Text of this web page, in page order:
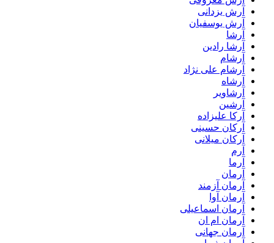
آرش یزدانی
آرش یوسفیان
آرشا
آرشا رادین
آرشام
آرشام علی نژاد
آرشاه
آرشاویر
آرشین
آرکا علیزاده
آرکان حسینی
آرکان میلانی
آرم
آرما
آرمان
آرمان آزمند
آرمان آوا
آرمان اسماعیلی
آرمان ام ان
آرمان جهانی